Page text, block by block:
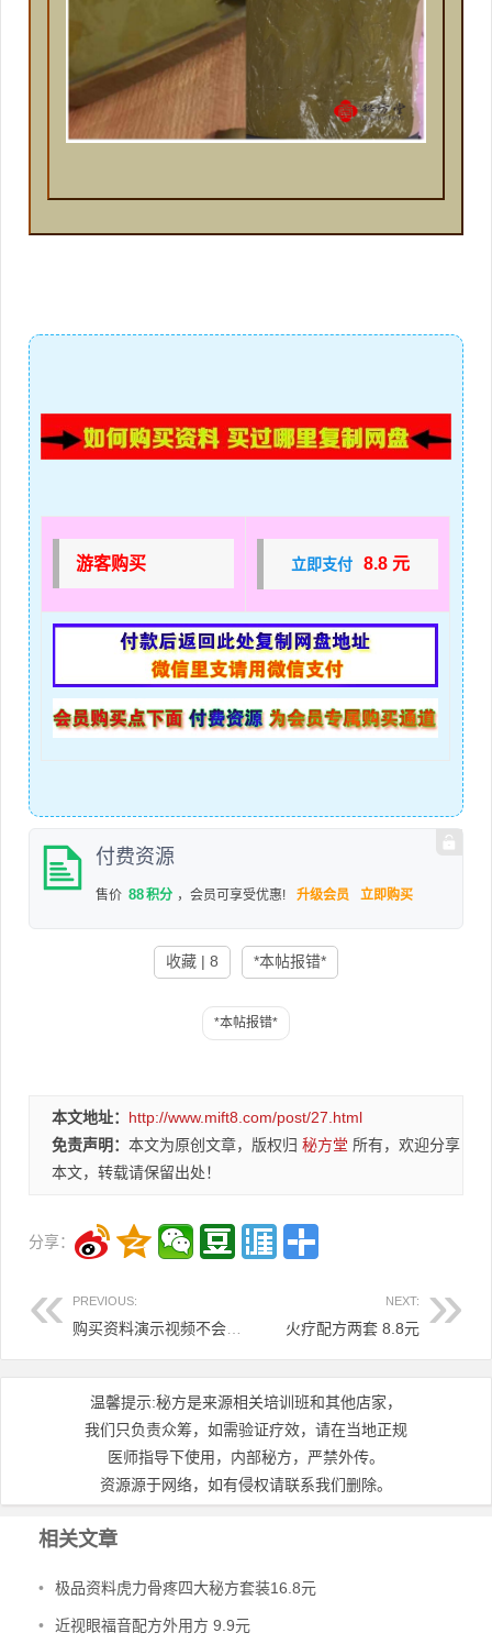
游客购买 立即支付 8.8 元
付费资源
售价 88积分 ，会员可享受优惠! 升级会员 立即购买
收藏 | 8 *本帖报错*
本文地址： http://www.mift8.com/post/27.html
免责声明： 本文为原创文章，版权归 秘方堂 所有，欢迎分享
本文，转载请保留出处！
分享：
PREVIOUS: NEXT:
火疗配方两套 8.8元
温馨提示:秘方是来源相关培训班和其他店家，
我们只负责众筹，如需验证疗效，请在当地正规
医师指导下使用，内部秘方，严禁外传。
资源源于网络，如有侵权请联系我们删除。
相关文章
• 极品资料虎力骨疼四大秘方套装16.8元
• 近视眼福音配方外用方 9.9元